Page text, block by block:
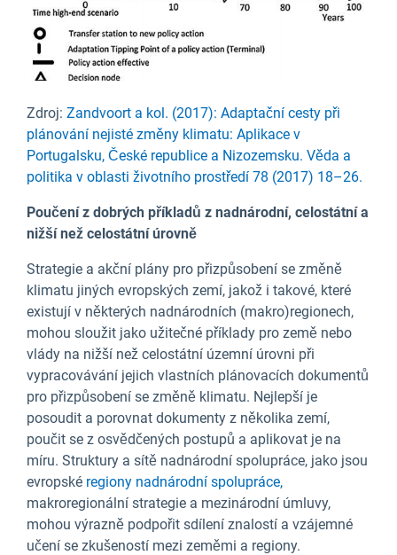
Zdroj: Zandvoort a kol. (2017): Adaptační cesty při
plánování nejisté změny klimatu: Aplikace v
Portugalsku, České republice a Nizozemsku. Věda a
politika v oblasti životního prostředí 78 (2017) 18–26.
Poučení z dobrých příkladů z nadnárodní, celostátní a
nižší než celostátní úrovně
Strategie a akční plány pro přizpůsobení se změně
klimatu jiných evropských zemí, jakož i takové, které
existují v některých nadnárodních (makro)regionech,
mohou sloužit jako užitečné příklady pro země nebo
vlády na nižší než celostátní územní úrovni při
vypracovávání jejich vlastních plánovacích dokumentů
pro přizpůsobení se změně klimatu. Nejlepší je
posoudit a porovnat dokumenty z několika zemí,
poučit se z osvědčených postupů a aplikovat je na
míru. Struktury a sítě nadnárodní spolupráce, jako jsou
evropské regiony nadnárodní spolupráce,
makroregionální strategie a mezinárodní úmluvy,
mohou výrazně podpořit sdílení znalostí a vzájemné
učení se zkušeností mezi zeměmi a regiony.